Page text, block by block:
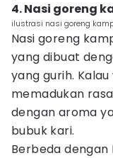
4. Nasi goreng
ilustrasi nasi goreng
Nasi goreng
yang dibuat
yang gurih.
memadukan
dengan aroma
bubuk kari.
Berbeda